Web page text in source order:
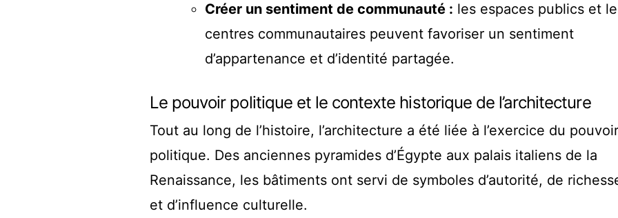
Créer un sentiment de communauté : les espaces publics et
centres communautaires peuvent favoriser un sentiment
d’appartenance et d’identité partagée.
Le pouvoir politique et le contexte historique de l’architecture
Tout au long de l’histoire, l’architecture a été liée à l’exercice du pouvoir
politique. Des anciennes pyramides d’Égypte aux palais italiens de la
Renaissance, les bâtiments ont servi de symboles d’autorité, de
et d’influence culturelle.